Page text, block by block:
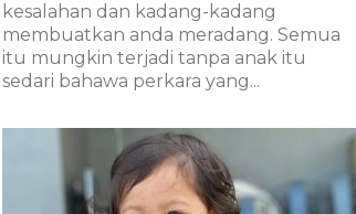
kesalahan dan kadang-kadang
membuatkan anda meradang. Semua
itu mungkin terjadi tanpa anak itu
sedari bahawa perkara yang...